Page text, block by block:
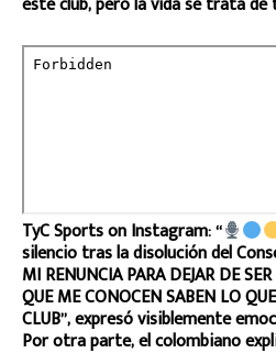
TyC Sports on Instagram: “
silencio tras la disolución del
MI RENUNCIA PARA DEJAR DE
QUE ME CONOCEN SABEN LO
CLUB”, expresó visiblemente
Por otra parte, el colombiano